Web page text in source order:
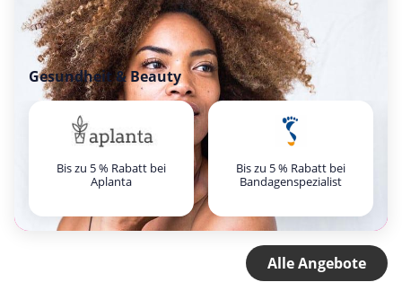
Gesundheit & Beauty
Bis zu 5 % Rabatt bei
Aplanta
Bis zu 5 % Rabatt bei
Bandagenspezialist
Alle Angebote